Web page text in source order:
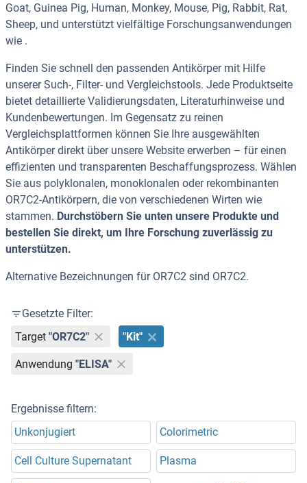
Goat, Guinea Pig, Human, Monkey, Mouse, Pig, Rabbit, Rat,
Sheep, und unterstützt vielfältige Forschungsanwendungen
wie .
Finden Sie schnell den passenden Antikörper mit Hilfe
unserer Such-, Filter- und Vergleichstools. Jede Produktseite
bietet detaillierte Validierungsdaten, Literaturhinweise und
Kundenbewertungen. Im Gegensatz zu reinen
Vergleichsplattformen können Sie Ihre ausgewählten
Antikörper direkt über unsere Website erwerben – für einen
effizienten und transparenten Beschaffungsprozess. Wählen
Sie aus polyklonalen, monoklonalen oder rekombinanten
OR7C2-Antikörpern, die von verschiedenen Wirten wie
stammen. Durchstöbern Sie unten unsere Produkte und
bestellen Sie direkt, um Ihre Forschung zuverlässig zu
unterstützen.
Alternative Bezeichnungen für OR7C2 sind OR7C2.
Gesetzte Filter:
Target "OR7C2" "Kit"
Anwendung "ELISA"
Ergebnisse filtern:
Unkonjugiert
Colorimetric
Cell Culture Supernatant Plasma